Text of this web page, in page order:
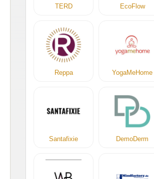
TERD EcoFlow
Reppa YogaMeHome
Santafixie DemoDerm